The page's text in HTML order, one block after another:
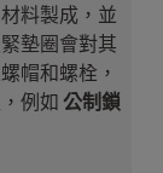
料製成，並
墊圈會對其
帽和螺栓，
例如 公制鎖